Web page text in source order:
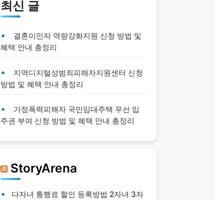
최신 글
결혼이민자 역량강화지원 신청 방법 및
혜택 안내 총정리
지역디지털성범죄피해자지원센터 신청
방법 및 혜택 안내 총정리
가정폭력피해자 국민임대주택 우선 입
주권 부여 신청 방법 및 혜택 안내 총정리
StoryArena
다자녀 통행료 할인 등록방법 2자녀 3자